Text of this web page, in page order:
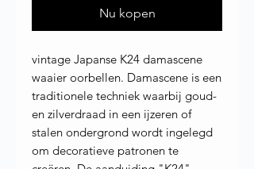
Nu kopen
vintage Japanse K24 damascene
waaier oorbellen. Damascene is een
traditionele techniek waarbij goud-
en zilverdraad in een ijzeren of
stalen ondergrond wordt ingelegd
om decoratieve patronen te